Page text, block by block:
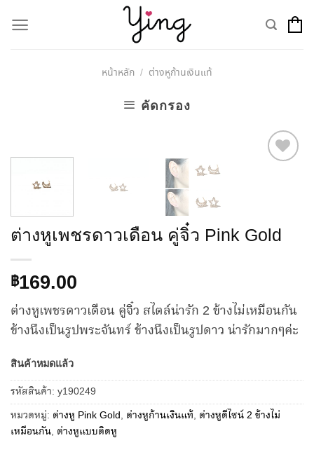
หน้าหลัก / ต่างหูก้านเงินแท้
คัดกรอง
ต่างหูเพชรดาวเดือน คู่จิ๋ว Pink Gold
฿169.00
ต่างหูเพชรดาวเดือน คู่จิ๋ว สไตล์น่ารัก 2 ข้างไม่เหมือนกัน
ข้างนึงเป็นรูปพระจันทร์ ข้างนึงเป็นรูปดาว น่ารักมากๆค่ะ
สินค้าหมดแล้ว
รหัสสินค้า: y190249
หมวดหมู่: ต่างหู Pink Gold, ต่างหูก้านเงินแท้, ต่างหูดีไซน์ 2 ข้างไม่
เหมือนกัน, ต่างหูแบบติดหู